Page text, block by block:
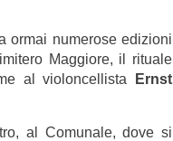
ormai numerose edizioni
Maggiore, il rituale
al violoncellista Ernst
al Comunale, dove si